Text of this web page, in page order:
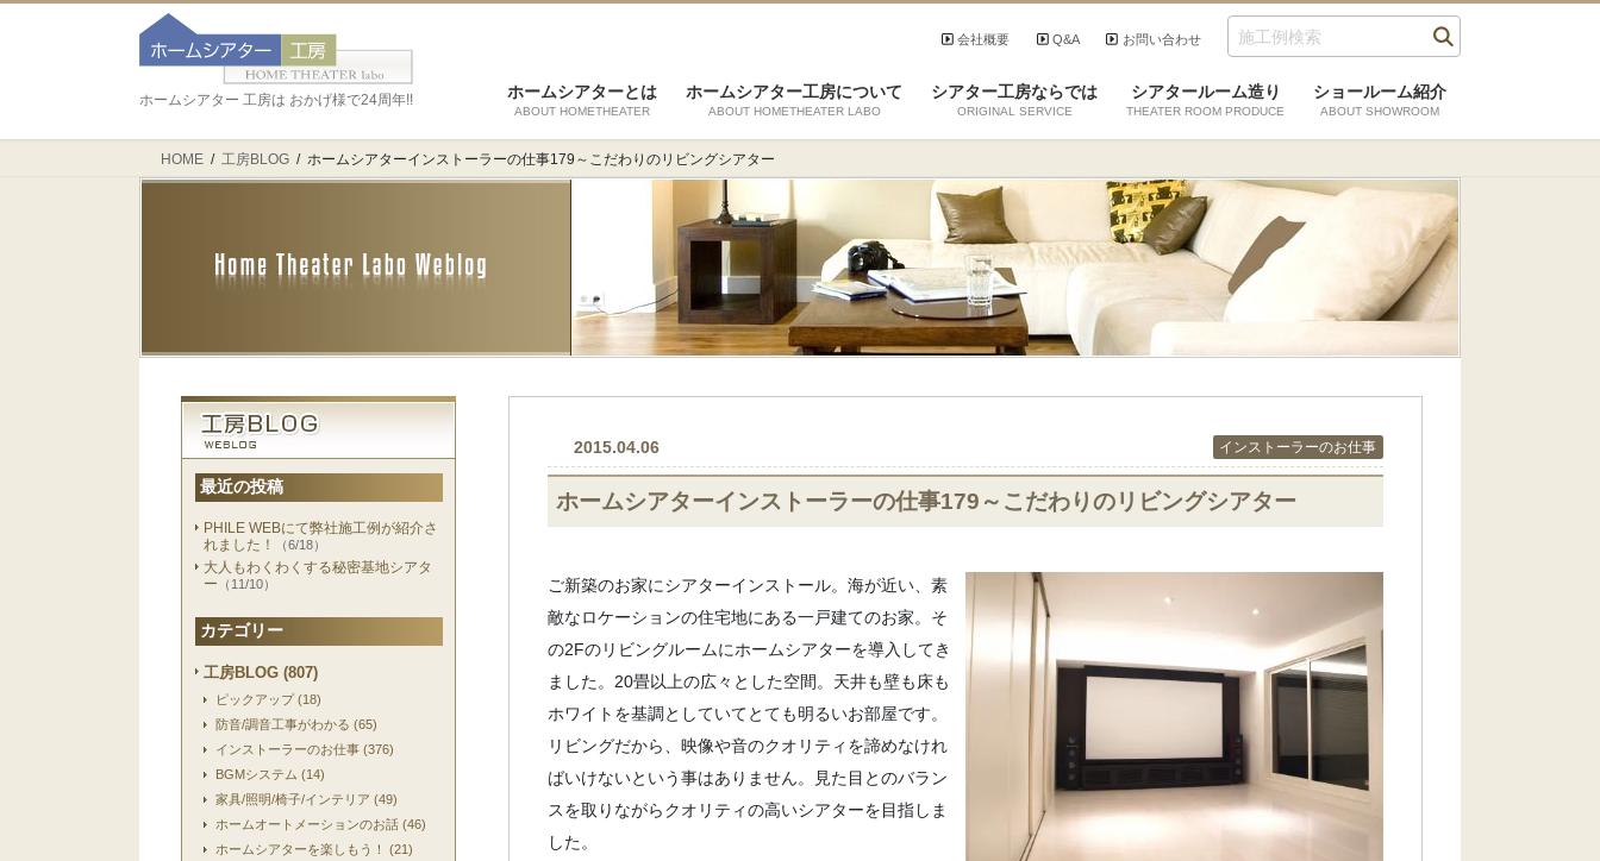
お問い合わせ
Q&A
会社概要
ホームシアター 工房は おかげ様で24周年!! ホームシアターとは
ABOUT HOMETHEATER
ホームシアター工房について
ABOUT HOMETHEATER LABO
シアター工房ならでは
ORIGINAL SERVICE
シアタールーム造り
THEATER ROOM PRODUCE
ショールーム紹介
ABOUT SHOWROOM
HOME 工房BLOG ホームシアターインストーラーの仕事179～こだわりのリビングシアター
最近の投稿
PHILE WEBにて弊社施工例が紹介さ
れました！
（6/18）
大人もわくわくする秘密基地シアタ
ー （11/10）
カテゴリー
工房BLOG (807)
ピックアップ (18)
防音/調音工事がわかる (65)
インストーラーのお仕事 (376)
BGMシステム (14)
家具/照明/椅子/インテリア (49)
ホームオートメーションのお話 (46)
ホームシアターを楽しもう！ (21)
2015.04.06 インストーラーのお仕事
ホームシアターインストーラーの仕事179～こだわりのリビングシアター
ご新築のお家にシアターインストール。海が近い、素
敵なロケーションの住宅地にある一戸建てのお家。そ
の2Fのリビングルームにホームシアターを導入してき
ました。20畳以上の広々とした空間。天井も壁も床も
ホワイトを基調としていてとても明るいお部屋です。
リビングだから、映像や音のクオリティを諦めなけれ
ばいけないという事はありません。見た目とのバラン
スを取りながらクオリティの高いシアターを目指しま
した。